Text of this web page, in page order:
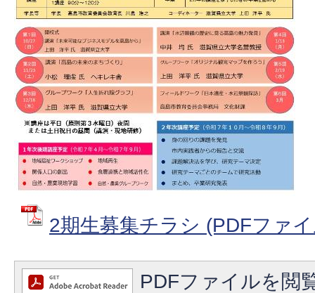
2期生募集チラシ (PDFファ
PDFファイルを閲